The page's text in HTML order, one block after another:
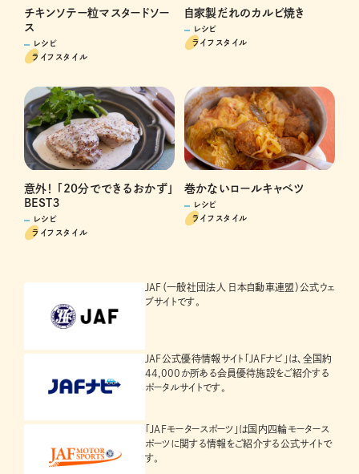
チキンソテー粒マスタードソー
ス
レシピ
ライフスタイル
自家製だれのカルビ焼き
レシピ
ライフスタイル
意外！ 「20分でできるおかず」
BEST３
レシピ
ライフスタイル
巻かないロールキャベツ
レシピ
ライフスタイル
JAF（一般社団法人 日本自動車連盟）公式ウェ
ブサイトです。
JAF公式優待情報サイト「JAFナビ」は、全国約
44,000か所ある会員優待施設をご紹介する
ポータルサイトです。
「JAFモータースポーツ」は国内四輪モータース
ポーツに関する情報をご紹介する公式サイトで
す。